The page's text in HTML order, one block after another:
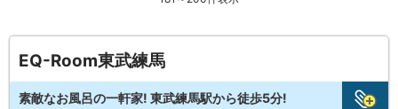
EQ-Room東武練馬
素敵なお風呂の一軒家! 東武練馬駅から徒歩5分!